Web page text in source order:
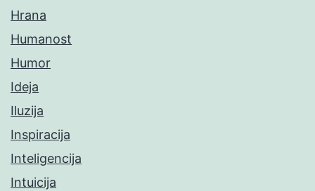
Hrana
Humanost
Humor
Ideja
Iluzija
Inspiracija
Inteligencija
Intuicija